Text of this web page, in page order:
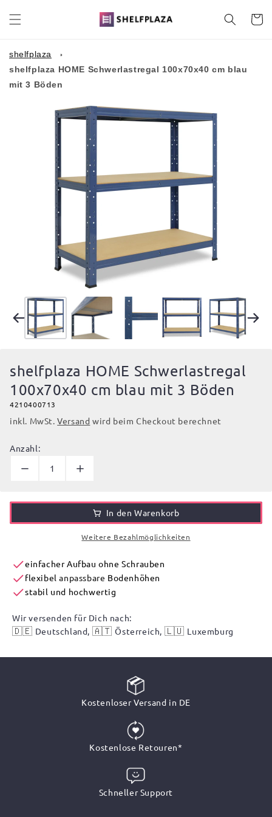
zum
Inhalt
shelfplaza
shelfplaza HOME Schwerlastregal 100x70x40 cm blau
mit 3 Böden
shelfplaza HOME Schwerlastregal
100x70x40 cm blau mit 3 Böden
4210400713
inkl. MwSt.Versand wird beim Checkout berechnet
Anzahl:
In den Warenkorb
Weitere Bezahlmöglichkeiten
einfacher Aufbau ohne Schrauben
flexibelanpassbare Bodenhöhen
stabil und hochwertig
Wir versenden für Dich nach:
🇩🇪 Deutschland, 🇦🇹Österreich, 🇱🇺 Luxemburg
Kostenloser Versand in DE
Kostenlose Retouren*
Schneller Support